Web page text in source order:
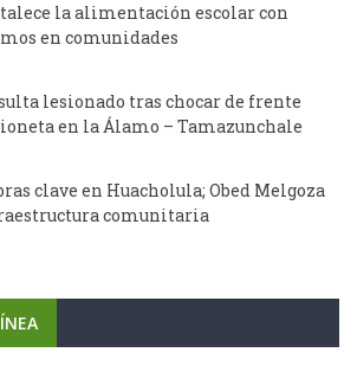
la alimentación escolar con
en comunidades
lesionado tras chocar de frente
en la Álamo – Tamazunchale
clave en Huacholula; Obed Melgoza
comunitaria